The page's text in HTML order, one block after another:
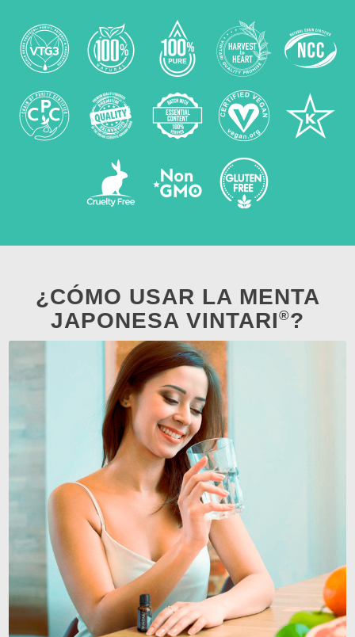
¿CÓMO USAR LA MENTA
JAPONESA VINTARI®?